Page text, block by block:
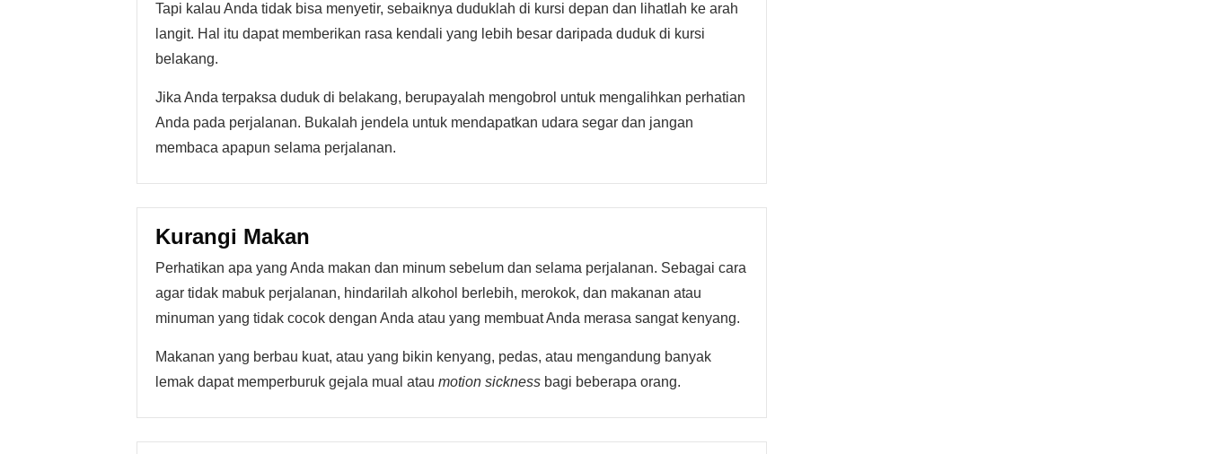
Tapi kalau Anda tidak bisa menyetir, sebaiknya duduklah di kursi depan dan lihatlah ke arah
langit. Hal itu dapat memberikan rasa kendali yang lebih besar daripada duduk di kursi
belakang.
Jika Anda terpaksa duduk di belakang, berupayalah mengobrol untuk mengalihkan perhatian
Anda pada perjalanan. Bukalah jendela untuk mendapatkan udara segar dan jangan
membaca apapun selama perjalanan.
Kurangi Makan
Perhatikan apa yang Anda makan dan minum sebelum dan selama perjalanan. Sebagai cara
agar tidak mabuk perjalanan, hindarilah alkohol berlebih, merokok, dan makanan atau
minuman yang tidak cocok dengan Anda atau yang membuat Anda merasa sangat kenyang.
Makanan yang berbau kuat, atau yang bikin kenyang, pedas, atau mengandung banyak
lemak dapat memperburuk gejala mual atau motion sickness bagi beberapa orang.